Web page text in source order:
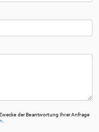
der Beantwortung Ihrer Anfrage